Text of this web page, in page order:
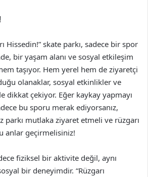
Hissedin!” skate parkı, sadece bir spor
bir yaşam alanı ve sosyal etkileşim
taşıyor. Hem yerel hem de ziyaretçi
olanaklar, sosyal etkinlikler ve
dikkat çekiyor. Eğer kaykay yapmayı
bu sporu merak ediyorsanız,
parkı mutlaka ziyaret etmeli ve rüzgarı
anlar geçirmelisiniz!
fiziksel bir aktivite değil, aynı
bir deneyimdir. “Rüzgarı